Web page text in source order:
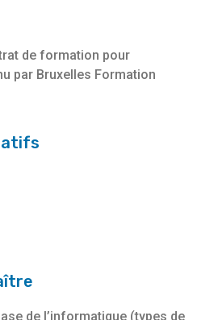
de formation pour
par Bruxelles Formation
de l’informatique (types de